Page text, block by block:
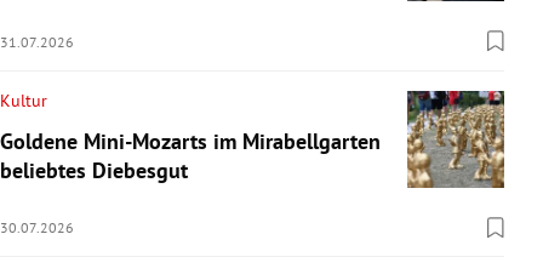
31.07.2026
Kultur
Goldene Mini-Mozarts im Mirabellgarten
beliebtes Diebesgut
30.07.2026